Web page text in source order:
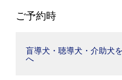
ご予約時
盲導犬・聴導犬・介助犬
へ